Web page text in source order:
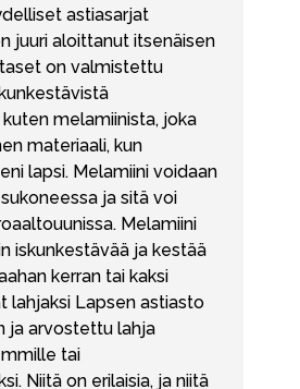
astiasarjat
juuri aloittanut itsenäisen
on valmistettu
melamiinista, joka
materiaali, kun
lapsi. Melamiini voidaan
ja sitä voi
Melamiini
iskunkestävää ja kestää
kerran tai kaksi
lahjaksi Lapsen astiasto
ja arvostettu lahja
tai
Niitä on erilaisia, ja niitä